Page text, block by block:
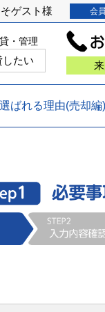
ゲスト様 会
・管理
したい
選ばれる理由(売却編)